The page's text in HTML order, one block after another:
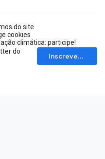
do site
cookies
climática: participe!
do
Inscrever-se